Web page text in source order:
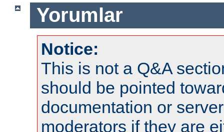
Yorumlar
Notice:
This is not a Q&A
should be pointed
documentation or
moderators if they are